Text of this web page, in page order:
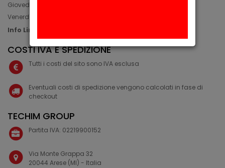
Giovedì: 09:30 - 12:30, 14:00 - 17:00
Venerdì: 08:30 - 12:30, 14:00 - 17:00
Info Line: +39 02 93581452
COSTI IVA E SPEDIZIONE
Tutti i costi del sito sono IVA esclusa
Eventuali costi di spedizione vengono calcolati in fase di
checkout
TECHIM GROUP
Partita IVA: 02219900152
Via Monte Grappa 32
20044 Arese (MI) - Italia